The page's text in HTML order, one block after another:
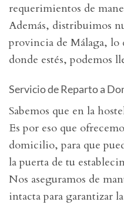
requerimientos de
Además, distribuimos
provincia de Málaga, lo
donde estés, podemos
Servicio de Reparto a
Sabemos que en la
Es por eso que
domicilio, para que
la puerta de tu
Nos aseguramos de
intacta para garantizar